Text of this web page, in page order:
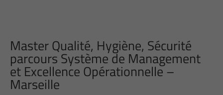
Master Qualité, Hygiène, Sécurité
parcours Système de Management
et Excellence Opérationnelle –
Marseille